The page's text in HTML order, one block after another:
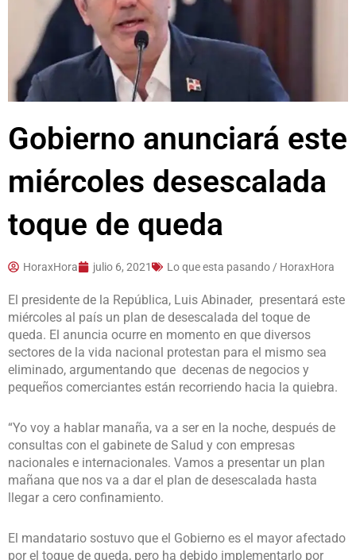
Gobierno anunciará este
miércoles desescalada
toque de queda
HoraxHora julio 6, 2021 Lo que esta pasando / HoraxHora
El presidente de la República, Luis Abinader, presentará este
miércoles al país un plan de desescalada del toque de
queda. El anuncia ocurre en momento en que diversos
sectores de la vida nacional protestan para el mismo sea
eliminado, argumentando que decenas de negocios y
pequeños comerciantes están recorriendo hacia la quiebra.
“Yo voy a hablar manaña, va a ser en la noche, después de
consultas con el gabinete de Salud y con empresas
nacionales e internacionales. Vamos a presentar un plan
mañana que nos va a dar el plan de desescalada hasta
llegar a cero confinamiento.
El mandatario sostuvo que el Gobierno es el mayor afectado
por el toque de queda, pero ha debido implementarlo por